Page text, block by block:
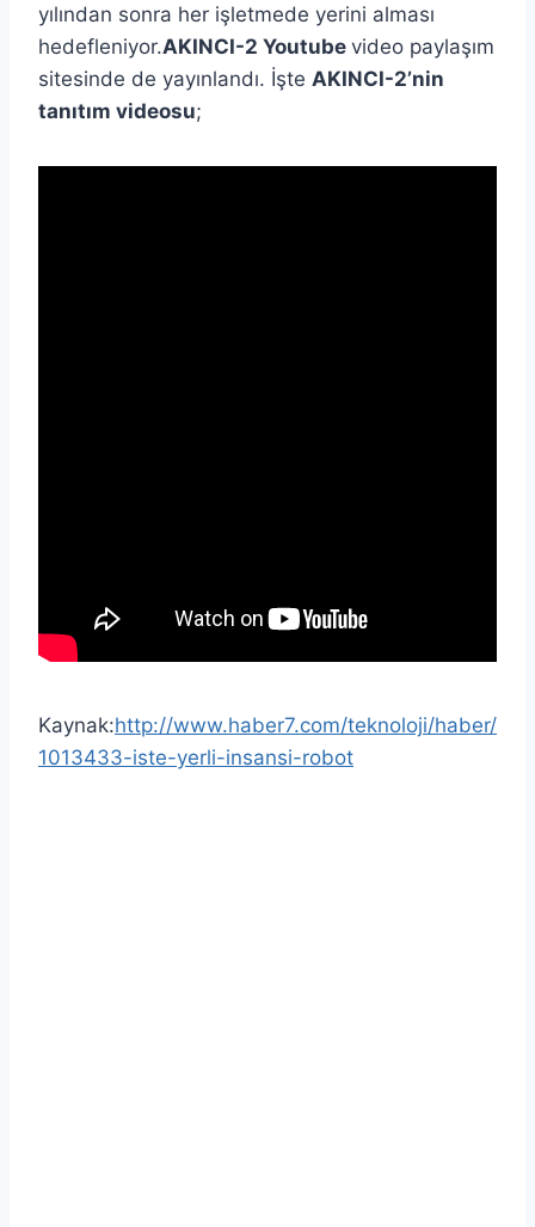
yılından sonra her işletmede yerini alması
hedefleniyor.AKINCI-2 Youtube video paylaşım
sitesinde de yayınlandı. İşte AKINCI-2’nin
tanıtım videosu;
Kaynak:http://www.haber7.com/teknoloji/haber/
1013433-iste-yerli-insansi-robot